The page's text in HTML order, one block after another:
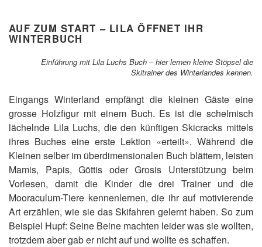
AUF ZUM START – LILA ÖFFNET IHR
WINTERBUCH
Einführung mit Lila Luchs Buch – hier lernen kleine Stöpsel die
Skitrainer des Winterlandes kennen.
Eingangs Winterland empfängt die kleinen Gäste eine
grosse Holzfigur mit einem Buch. Es ist die schelmisch
lächelnde Lila Luchs, die den künftigen Skicracks mittels
ihres Buches eine erste Lektion «erteilt». Während die
Kleinen selber im überdimensionalen Buch blättern, leisten
Mamis, Papis, Göttis oder Grosis Unterstützung beim
Vorlesen, damit die Kinder die drei Trainer und die
Mooraculum-Tiere kennenlernen, die ihr auf motivierende
Art erzählen, wie sie das Skifahren gelernt haben. So zum
Beispiel Hupf: Seine Beine machten leider was sie wollten,
trotzdem aber gab er nicht auf und wollte es schaffen.